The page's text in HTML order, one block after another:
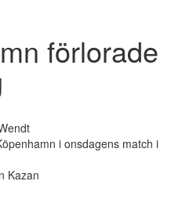
förlorade
i onsdagens match i
Kazan